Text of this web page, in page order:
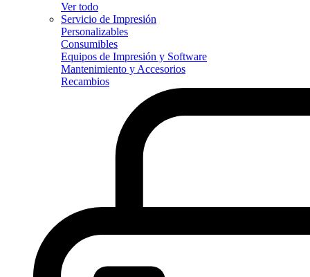
Ver todo
Servicio de Impresión
Personalizables
Consumibles
Equipos de Impresión y Software
Mantenimiento y Accesorios
Recambios